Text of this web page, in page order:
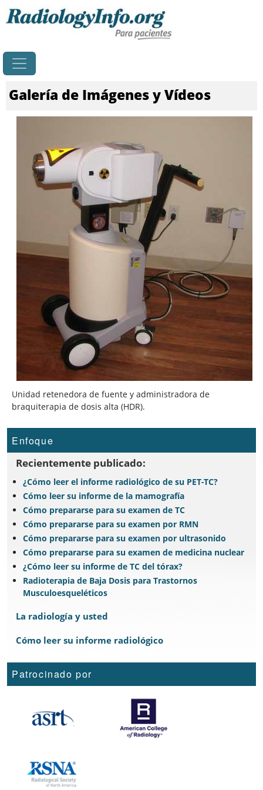
Galería de Imágenes y Vídeos
Unidad retenedora de fuente y administradora de
braquiterapia de dosis alta (HDR).
Enfoque
Recientemente publicado:
¿Cómo leer el informe radiológico de su PET-TC?
Cómo leer su informe de la mamografía
Cómo prepararse para su examen de TC
Cómo prepararse para su examen por RMN
Cómo prepararse para su examen por ultrasonido
Cómo prepararse para su examen de medicina nuclear
¿Cómo leer su informe de TC del tórax?
Radioterapia de Baja Dosis para Trastornos
Musculoesqueléticos
La radiología y usted
Cómo leer su informe radiológico
Patrocinado por